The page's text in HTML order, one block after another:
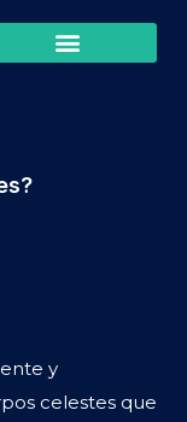
y
celestes que